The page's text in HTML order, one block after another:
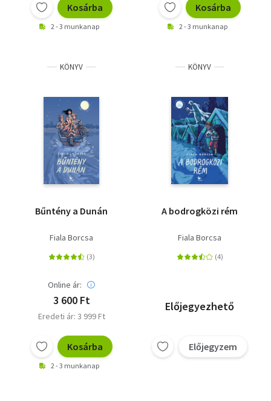
Kosárba
2 - 3 munkanap
Kosárba
2 - 3 munkanap
KÖNYV
Bűntény a Dunán
Fiala Borcsa
Online ár:
3 600 Ft
Eredeti ár: 3 999 Ft
Kosárba
2 - 3 munkanap
KÖNYV
A bodrogközi rém
Fiala Borcsa
Előjegyezhető
Előjegyzem